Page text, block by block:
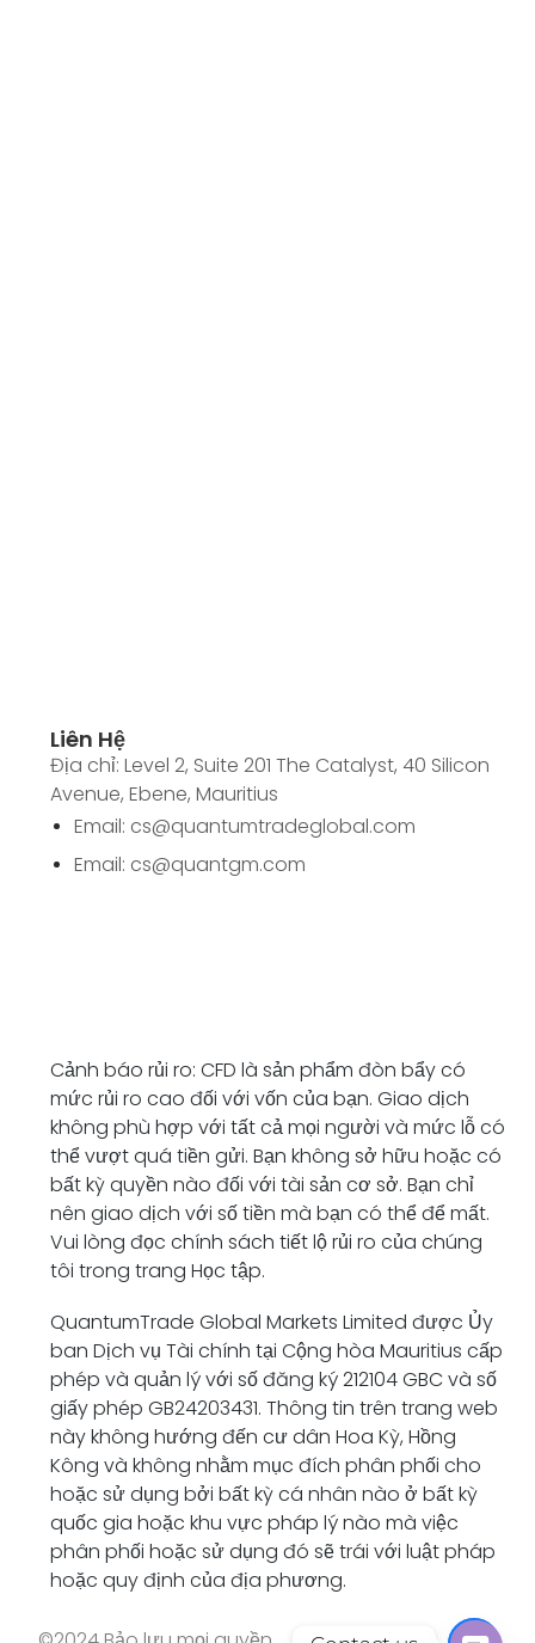
Liên Hệ
Địa chỉ: Level 2, Suite 201 The Catalyst, 40 Silicon
Avenue, Ebene, Mauritius
Email: cs@quantumtradeglobal.com
Email: cs@quantgm.com
Cảnh báo rủi ro: CFD là sản phẩm đòn bẩy có
mức rủi ro cao đối với vốn của bạn. Giao dịch
không phù hợp với tất cả mọi người và mức lỗ có
thể vượt quá tiền gửi. Bạn không sở hữu hoặc có
bất kỳ quyền nào đối với tài sản cơ sở. Bạn chỉ
nên giao dịch với số tiền mà bạn có thể để mất.
Vui lòng đọc chính sách tiết lộ rủi ro của chúng
tôi trong trang Học tập.
QuantumTrade Global Markets Limited được Ủy
ban Dịch vụ Tài chính tại Cộng hòa Mauritius cấp
phép và quản lý vớisố đăng ký 212104 GBC và số
giấy phép GB24203431. Thông tin trên trang web
này không hướng đến cư dân Hoa Kỳ, Hồng
Kông và không nhằm mục đích phân phối cho
hoặc sử dụng bởi bất kỳ cá nhân nào ở bất kỳ
quốc gia hoặc khu vực pháp lý nào mà việc
phân phối hoặc sử dụng đó sẽ trái với luật pháp
hoặc quy định của địa phương.